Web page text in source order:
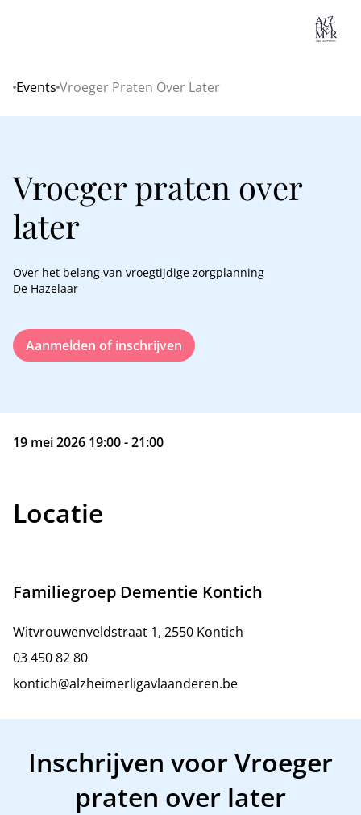
Home
Events Vroeger Praten Over Later
Vroeger praten over
later
Over het belang van vroegtijdige zorgplanning
De Hazelaar
Aanmelden of inschrijven
19 mei 2026 19:00 - 21:00
Locatie
Familiegroep Dementie Kontich
Witvrouwenveldstraat 1, 2550 Kontich
03 450 82 80
kontich@alzheimerligavlaanderen.be
Inschrijven voor Vroeger
praten over later